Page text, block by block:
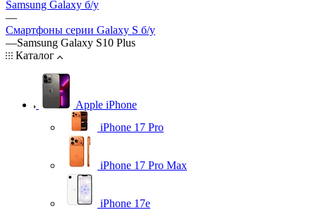
Samsung Galaxy б/у
—
Смартфоны серии Galaxy S б/у
—Samsung Galaxy S10 Plus
Каталог
Apple iPhone
iPhone 17 Pro
iPhone 17 Pro Max
iPhone 17e